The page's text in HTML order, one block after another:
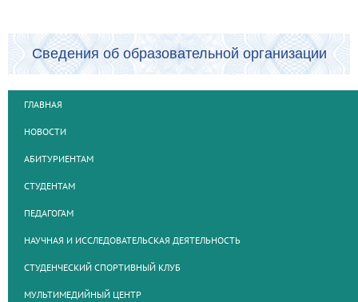
Сведения об образовательной организации
ГЛАВНАЯ
НОВОСТИ
АБИТУРИЕНТАМ
СТУДЕНТАМ
ПЕДАГОГАМ
НАУЧНАЯ И ИССЛЕДОВАТЕЛЬСКАЯ ДЕЯТЕЛЬНОСТЬ
СТУДЕНЧЕСКИЙ СПОРТИВНЫЙ КЛУБ
МУЛЬТИМЕДИЙНЫЙ ЦЕНТР